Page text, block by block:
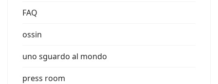
FAQ
ossin
uno sguardo al mondo
press room